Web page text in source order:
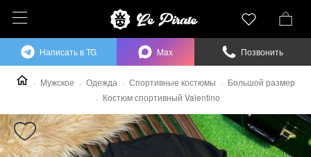
Мужское Одежда Спортивные костюмы
Большой размер
Костюм спортивный Valentino
Написать в TG Max Позвонить